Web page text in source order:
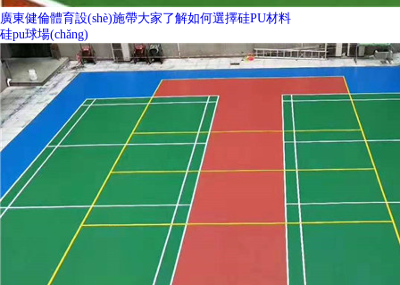
廣東健倫體育設(shè)施帶大家了解如何選擇硅PU材料
硅pu球場(chǎng)